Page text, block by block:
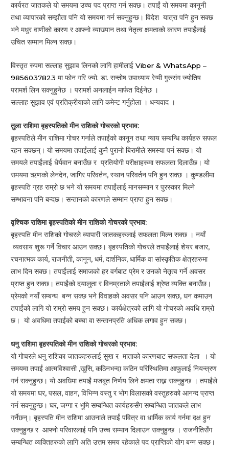
कार्यरत जातकले यो समयमा उच्च पद प्राप्त गर्न सक्छ। तपाईं यो समयमा कानूनी
तथा व्यापारको सम्झौता पनि यो समयमा गर्न सक्नुहुन्छ। विदेश यात्रा पनि हुन सक्छ
भने मधुर वाणीको कारण र आफ्नो व्याख्यान तथा नेतृत्व क्षमताको कारण तपाईंलाई
उचित सम्मान मिल्न सक्छ।
विस्तृत रुपमा सल्लाह सुझाव लिनको लागि हामीलाईViber & WhatsApp –
9856037823 मा फोन गरि ज्यो. डा. सन्तोष उपाध्याय रेग्मी गुरुसंग ज्योतिष
परामर्श लिन सक्नुहुनेछ । परामर्श अनलाईन मार्फत दिईनेछ ।
सल्लाह सुझाव एवं प्रतिक्रीयाको लागि कमेन्ट गर्नुहोला । धन्यवाद ।
तुला राशिमा बृहस्पतिको मीन राशिको गोचरको प्रभाव:
बृहस्पतिले मीन राशिमा गोचर गर्नाले तपाईंको कानून तथा न्याय सम्बन्धि कार्यहरु सफल
रहन सक्छन्। यो समयमा तपाईंलाई कुनै पुरानो बिरामीले समस्या पर्न सक्छ। यो
समयले तपाईंलाई धैर्यवान बनाउँछ र प्रतियोगी परीक्षाहरुमा सफलता दिलाउँछ। यो
समयमा ऋणको लेनदेन, जागिर परिवर्तन, स्थान परिवर्तन पनि हुन सक्छ । कुण्डलीमा
बृहस्पति ग्रह राम्रो छ भने यो समयमा तपाईंलाई मानसम्मान र पुरस्कार मिल्ने
सम्भावना पनि बन्दछ। सन्तानको कारणले सम्मान प्राप्त हुन सक्छ।
वृश्चिक राशिमा बृहस्पतिको मीन राशिको गोचरको प्रभाव:
बृहस्पति मीन राशिको गोचरले व्यापारी जातकहरुलाई सफलता मिल्न सक्छ । नयाँ
व्यवसाय शुरू गर्ने विचार आउन सक्छ। बृहस्पतिको गोचरले तपाईंलाई शेयर बजार,
रचनात्मक कार्य, राजनीती, कानून, धर्म, दार्शनिक, धार्मिक वा सांस्कृतिक क्षेत्रहरुमा
लाभ दिन सक्छ। तपाईंलाई समाजको हर वर्गबाट प्रेम र उनको नेतृत्व गर्ने अवसर
प्राप्त हुन सक्छ। तपाईंको दयालुता र विनम्रताले तपाईंलाई श्रेष्ठ व्यक्ति बनाउँछ।
प्रेमको नयाँ सम्बन्ध बन्न सक्छ भने विवाहको अवसर पनि आउन सक्छ, धन कमाउन
तपाईंको लागि यो राम्रो समय हुन सक्छ। कार्यक्षेत्रको लागि यो गोचरको अवधि राम्रो
छ। यो अवधिमा तपाईंको बच्चा वा सन्तानप्रति अधिक लगाव हुन सक्छ।
धनु राशिमा बृहस्पतिको मीन राशिको गोचरको प्रभाव:
यो गोचरले धनु राशिका जातकहरुलाई सुख र माताको कारणबाट सफलता देला । यो
समयमा तपाईं आत्मविश्वासी ,खुसि, कठिनभन्दा कठिन परिस्थितिमा आफुलाई नियन्त्रण
गर्न सक्नुहुन्छ। यो अवधिमा तपाईं मजबूत निर्णय लिने क्षमता राख्न सक्नुहुन्छ । तपाईंले
यो समयमा घर, पसल, वाहन, विभिन्न वस्तु र भोग विलासको वस्तुहरुको आनन्द प्राप्त
गर्न सक्नुहुन्छ। घर, जग्गा र भूमि सम्बन्धित कार्यहरुसँग सम्बन्धित जातकले लाभ
गर्नेछन्। बृहस्पति मीन राशिमा आउनाले तपाईं पवित्र वा धार्मिक कार्य गर्नमा दक्ष हुन
सक्नुहुन्छ र आफ्नो परिवारलाई पनि उच्च सम्मान दिलाउन सक्नुहुन्छ । राजनीतिसँग
सम्बन्धित व्यक्तिहरुको लागि अति उत्तम समय रहेकाले पद प्राप्तिको योग बन्न सक्छ।